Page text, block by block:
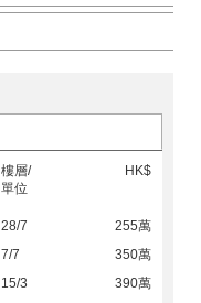
樓層/
單位
HK$
28/7
255萬
7/7
350萬
15/3
390萬